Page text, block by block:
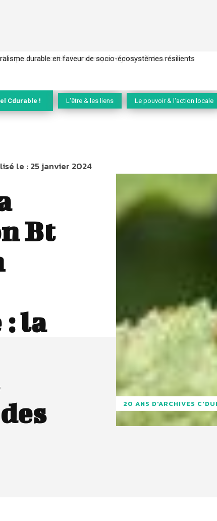
pour un modèle économique régénératif du vivant …
Cdurable ! L'être & les liens Le pouvoir & l'action locale
le :25 janvier 2024
Bt
: la
20 ANS D'ARCHIVES